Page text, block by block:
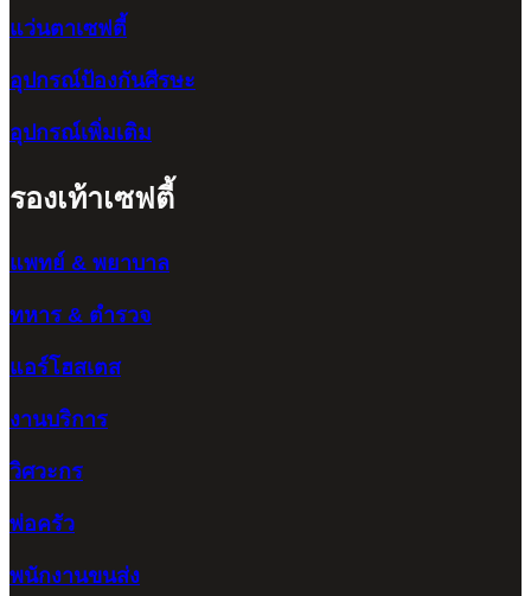
แว่นตาเซฟตี้
อุปกรณ์ป้องกันศีรษะ
อุปกรณ์เพิ่มเติม
รองเท้าเซฟตี้
แพทย์ & พยาบาล
ทหาร & ตำรวจ
แอร์โฮสเตส
งานบริการ
วิศวะกร
พ่อครัว
พนักงานขนส่ง